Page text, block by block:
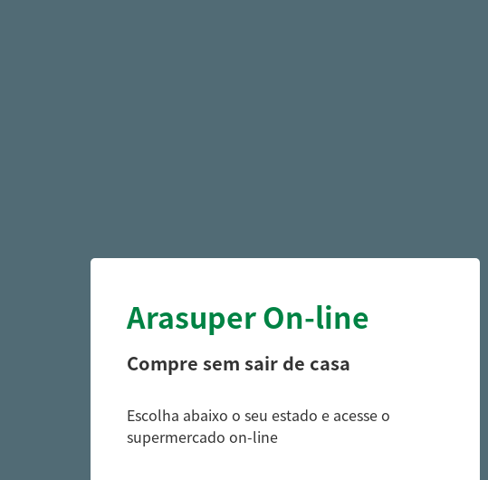
Arasuper On-line
Compre sem sair de casa
Escolha abaixo o seu estado e acesse o
supermercado on-line